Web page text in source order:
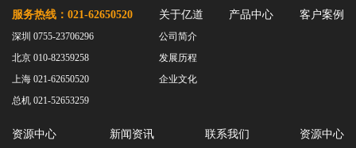
服务热线：021-62650520
深圳 0755-23706296
北京 010-82359258
上海 021-62650520
总机 021-52653259
关于亿道
公司简介
发展历程
企业文化
产品中心 客户案例
资源中心 新闻资讯 联系我们 资源中心